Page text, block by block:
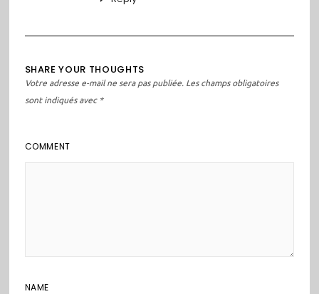
SHARE YOUR THOUGHTS
Votre adresse e-mail ne sera pas publiée. Les champs obligatoires
sont indiqués avec *
COMMENT
NAME